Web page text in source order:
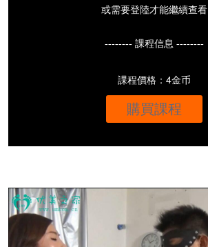
或需要登陸才能繼續查看
-------- 課程信息 --------
課程價格：4金币
購買課程